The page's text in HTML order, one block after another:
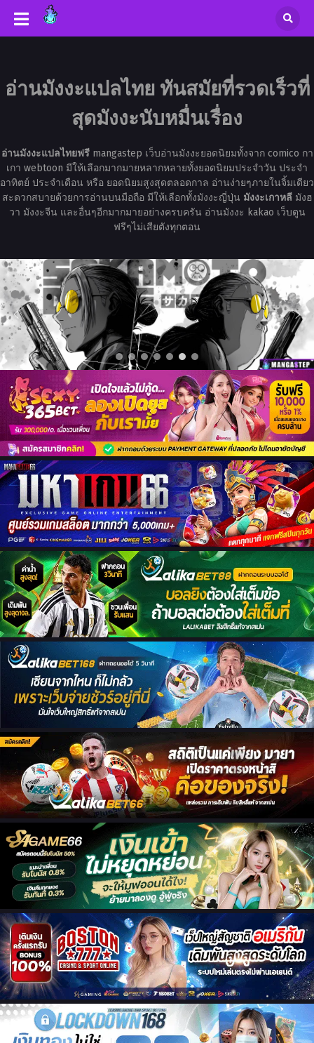
อ่านมังงะแปลไทย ทันสมัยที่รวดเร็วที่
สุดมังงะนับหมื่นเรื่อง
อ่านมังงะแปลไทยฟรีmangastep เว็บอ่านมังงะยอดนิยมทั้งจาก comico กา
เกา webtoon มีให้เลือกมากมายหลากหลายทั้งยอดนิยมประจำวัน ประจำ
อาทิตย์ ประจำเดือน หรือ ยอดนิยมสูงสุดตลอดกาล อ่านง่ายๆภายในจิ้มเดียว
สะดวกสบายด้วยการอ่านบนมือถือ มีให้เลือกทั้งมังงะญี่ปุ่น มังงะเกาหลีมังฮ
วา มังงะจีน และอื่นๆอีกมากมายอย่างครบครัน อ่านมังงะ kakao เว็บตูน
ฟรีๆไม่เสียตังทุกตอน